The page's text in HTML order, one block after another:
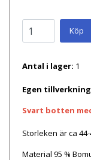
Köp
Antal i lager: 1
Egen
Svart botten me
Storleken är ca
Material 95 %